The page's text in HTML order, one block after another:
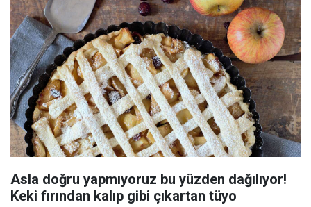
Asla doğru yapmıyoruz bu yüzden dağılıyor!
Keki fırından kalıp gibi çıkartan tüyo